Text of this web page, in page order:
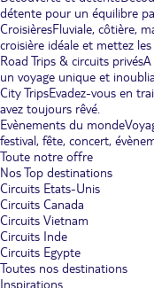
détente pour un équilibre
CroisièresFluviale, côtière,
croisière idéale et mettez les
Road Trips & circuits privés
un voyage unique et
City TripsEvadez-vous en
avez toujours rêvé.
Evènements du monde
festival, fête, concert,
Toute notre offre
Nos Top destinations
Circuits Etats-Unis
Circuits Canada
Circuits Vietnam
Circuits Inde
Circuits Egypte
Toutes nos destinations
Inspirations